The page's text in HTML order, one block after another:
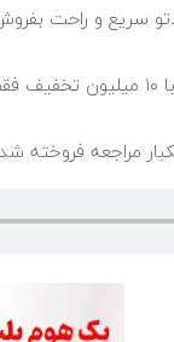
سریع و راحت
مراجعه فروخته شد